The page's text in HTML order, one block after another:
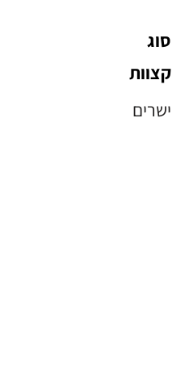
סוג
קצוות
ישרים